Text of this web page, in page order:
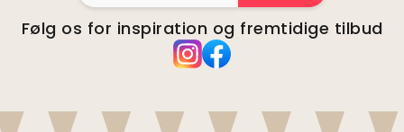
Følg os for inspiration og fremtidige tilbud